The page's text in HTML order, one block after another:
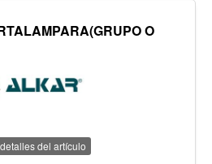
O
del artículo